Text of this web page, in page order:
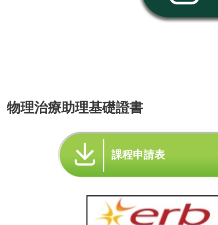
物理治療助理基礎證書
課程申請表